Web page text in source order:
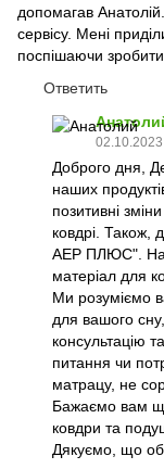
допомагав
сервісу. Мені
поспішаючи зробити
Ответить
Доброго дня,
наших
позитивні
ковдрі.
АЕР ПЛЮС".
матеріал для
Ми розуміємо
для вашого
консультацію
питання чи
матрацу, не
Бажаємо вам
ковдри та
Дякуємо, що